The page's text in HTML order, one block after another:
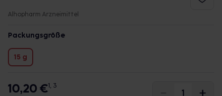
Alhopharm Arzneimittel
Packungsgröße
15 g
10,20 €1, 3